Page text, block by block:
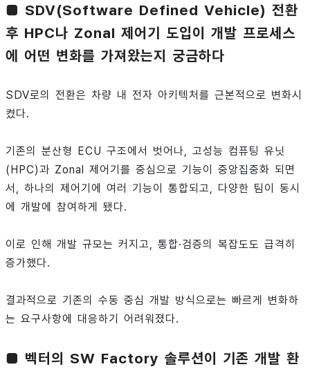
■ SDV(Software Defined Vehicle) 전환
후 HPC나 Zonal 제어기 도입이 개발 프로세스
에 어떤 변화를 가져왔는지 궁금하다
SDV로의 전환은 차량 내 전자 아키텍처를 근본적으로 변화시
켰다.
기존의 분산형 ECU 구조에서 벗어나, 고성능 컴퓨팅 유닛
(HPC)과 Zonal 제어기를 중심으로 기능이 중앙집중화 되면
서, 하나의 제어기에 여러 기능이 통합되고, 다양한 팀이 동시
에 개발에 참여하게 됐다.
이로 인해 개발 규모는 커지고, 통합·검증의 복잡도도 급격히
증가했다.
결과적으로 기존의 수동 중심 개발 방식으로는 빠르게 변화하
는 요구사항에 대응하기 어려워졌다.
■ 벡터의 SW Factory 솔루션이 기존 개발 환